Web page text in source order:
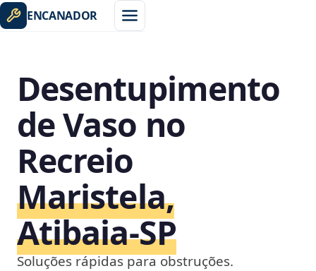
ENCANADOR
Desentupimento
de Vaso no
Recreio
Maristela,
Atibaia‑SP
Soluções rápidas para obstruções.